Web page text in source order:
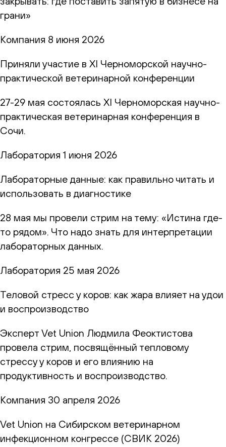
грани»
Компания 8 июня 2026
Приняли участие в XI Черноморской научно-
практической ветеринарной конференции
27-29 мая состоялась XI Черноморская научно-
практическая ветеринарная конференция в
Сочи.
Лаборатория 1 июня 2026
Лабораторные данные: как правильно читать и
использовать в диагностике
28 мая мы провели стрим на тему: «Истина где-
то рядом». Что надо знать для интерпретации
лабораторных данных.
Лаборатория 25 мая 2026
Теловой стресс у коров: как жара влияет на удои
и воспроизводство
Эксперт Vet Union Людмила Феоктистова
провела стрим, посвящённый тепловому
стрессу у коров и его влиянию на
продуктивность и воспроизводство.
Компания 30 апреля 2026
Vet Union на Сибирском ветеринарном
инфекционном конгрессе (СВИК 2026)